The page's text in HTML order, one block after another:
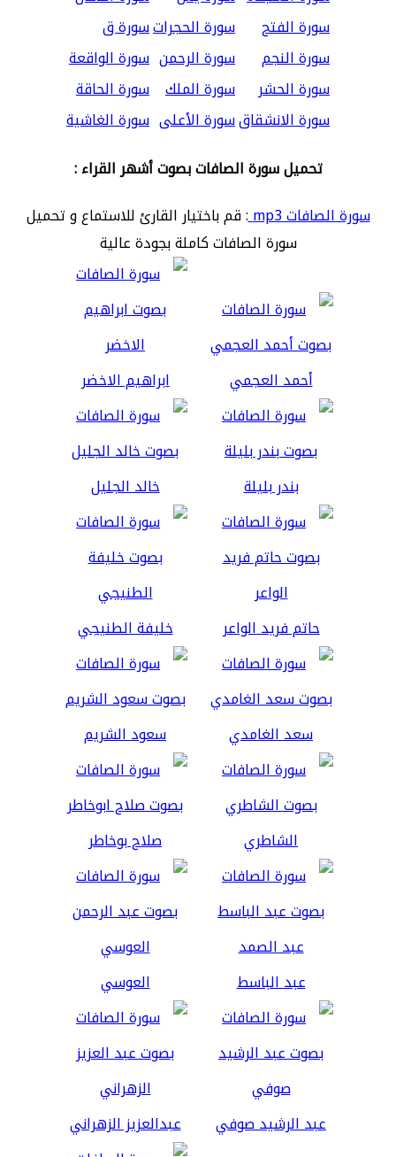
سورة الفتح
سورة الحجراتسورة ق
سورة النجم
سورة الرحمن سورة الواقعة
سورة الحشر
سورة الملك سورة الحاقة
سورة الانشقاقسورة الأعلى سورة الغاشية
تحميل سورة الصافات بصوت أشهر القراء :
سورة الصافات mp3
: قم باختيار القارئ للاستماع و تحميل
سورة الصافات كاملة بجودة عالية
أحمد العجمي ابراهيم الاخضر
بندر بليلة خالد الجليل
حاتم فريد الواعر خليفة الطنيجي
سعد الغامدي سعود الشريم
الشاطري صلاح بوخاطر
عبد الباسط العوسي
عبد الرشيد صوفي عبدالعزيز الزهراني